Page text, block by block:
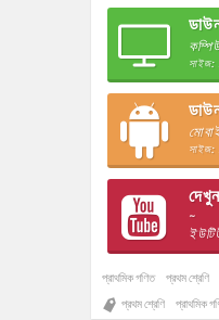
দেখুন
~
প্রাথমিক গণিত প্রথম শ্রেণি
প্রথম শ্রেণি
প্রাথমিক